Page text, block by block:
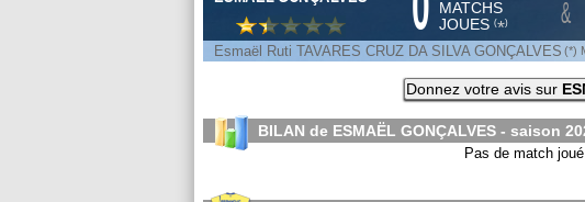
MATCHS
JOUES (*) &
Esmaël Ruti TAVARES CRUZ DA SILVA GONÇALVES (*)
Donnez votre avis sur
BILAN de ESMAËL GONÇALVES - saison
Pas de match